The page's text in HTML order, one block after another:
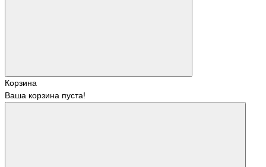
Корзина
Ваша корзина пуста!